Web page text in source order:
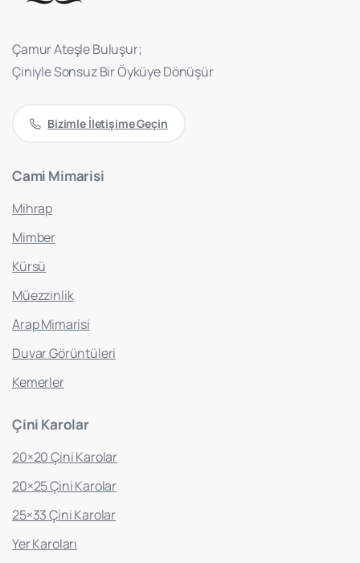
Çamur Ateşle Buluşur;
Çiniyle Sonsuz Bir Öyküye Dönüşür
Bizimle İletişime Geçin
Cami Mimarisi
Mihrap
Mimber
Kürsü
Müezzinlik
Arap Mimarisi
Duvar Görüntüleri
Kemerler
Çini Karolar
20×20 Çini Karolar
20×25 Çini Karolar
25×33 Çini Karolar
Yer Karoları